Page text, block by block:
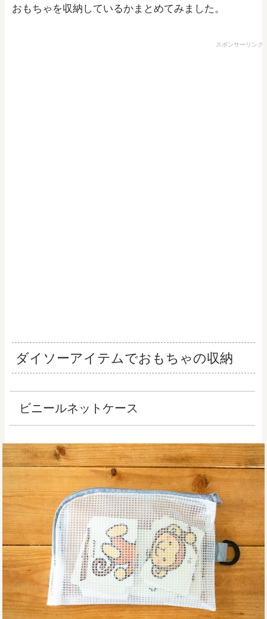
おもちゃを収納しているかまとめてみました。
スポンサーリンク
ダイソーアイテムでおもちゃの収納
ビニールネットケース